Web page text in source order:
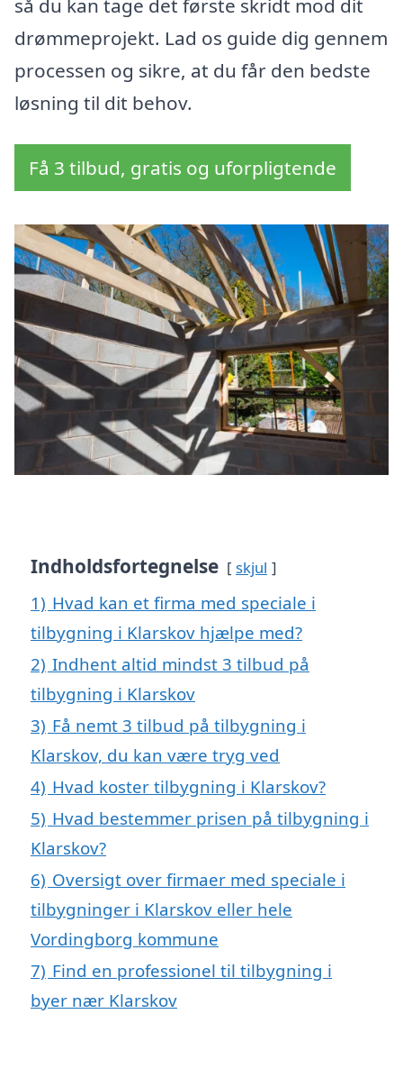
så du kan tage det første skridt mod dit
drømmeprojekt. Lad os guide dig gennem
processen og sikre, at du får den bedste
løsning til dit behov.
Få 3 tilbud, gratis og uforpligtende
Indholdsfortegnelse skjul
1) Hvad kan et firma med speciale i
tilbygning i Klarskov hjælpe med?
2) Indhent altid mindst 3 tilbud på
tilbygning i Klarskov
3) Få nemt 3 tilbud på tilbygning i
Klarskov, du kan være tryg ved
4) Hvad koster tilbygning i Klarskov?
5) Hvad bestemmer prisen på tilbygning i
Klarskov?
6) Oversigt over firmaer med speciale i
tilbygninger i Klarskov eller hele
Vordingborg kommune
7) Find en professionel til tilbygning i
byer nær Klarskov